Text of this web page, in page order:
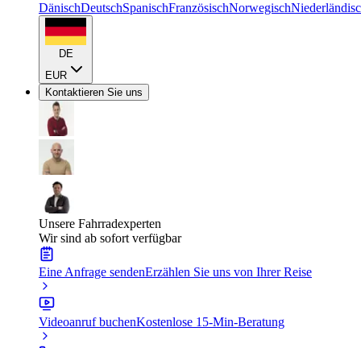
DänischDeutschSpanischFranzösischNorwegisch
DE
EUR
Kontaktieren Sie uns
Unsere Fahrradexperten
Wir sind ab sofort verfügbar
Eine Anfrage sendenErzählen Sie uns von Ihrer Reise
Videoanruf buchenKostenlose 15-Min-Beratung